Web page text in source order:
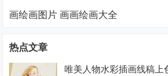
画绘画图片 画画绘画大全
热点文章
唯美人物水彩插画线稿上